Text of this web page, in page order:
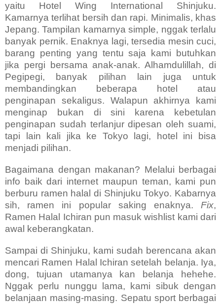
yaitu Hotel Wing International Shinjuku.
Kamarnya terlihat bersih dan rapi. Minimalis, khas
Jepang. Tampilan kamarnya simple, nggak terlalu
banyak pernik. Enaknya lagi, tersedia mesin cuci,
barang penting yang tentu saja kami butuhkan
jika pergi bersama anak-anak. Alhamdulillah, di
Pegipegi, banyak pilihan lain juga untuk
membandingkan beberapa hotel atau
penginapan sekaligus. Walapun akhirnya kami
menginap bukan di sini karena kebetulan
penginapan sudah terlanjur dipesan oleh suami,
tapi lain kali jika ke Tokyo lagi, hotel ini bisa
menjadi pilihan.
Bagaimana dengan makanan? Melalui berbagai
info baik dari internet maupun teman, kami pun
berburu ramen halal di Shinjuku Tokyo. Kabarnya
sih, ramen ini popular saking enaknya. Fix,
Ramen Halal Ichiran pun masuk wishlist kami dari
awal keberangkatan.
Sampai di Shinjuku, kami sudah berencana akan
mencari Ramen Halal Ichiran setelah belanja. Iya,
dong, tujuan utamanya kan belanja hehehe.
Nggak perlu nunggu lama, kami sibuk dengan
belanjaan masing-masing. Sepatu sport berbagai